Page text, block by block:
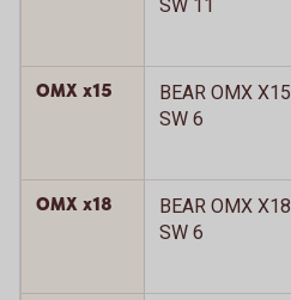
SW 11
OMX x15
BEAR OMX X15
SW 6
OMX x18
BEAR OMX X18
SW 6